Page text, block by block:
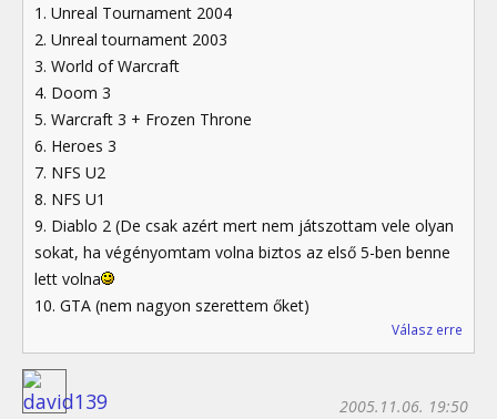
1. Unreal Tournament 2004
2. Unreal tournament 2003
3. World of Warcraft
4. Doom 3
5. Warcraft 3 + Frozen Throne
6. Heroes 3
7. NFS U2
8. NFS U1
9. Diablo 2 (De csak azért mert nem játszottam vele olyan
sokat, ha végényomtam volna biztos az első 5-ben benne
lett volna
10. GTA (nem nagyon szerettem őket)
Válasz erre
2005.11.06. 19:50